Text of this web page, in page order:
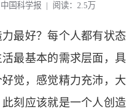
国科学报 | 阅读：2.5万
最好？每个人都有状态
最基本的需求层面，具
觉，感觉精力充沛，大
刻应该就是一个人创造